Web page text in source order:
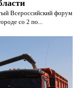
Всероссийский форум
со 2 по...